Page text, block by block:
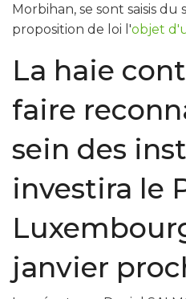
Morbihan, se sont saisis
proposition de loi l'objet
La haie
faire
sein des
investira le
janvier